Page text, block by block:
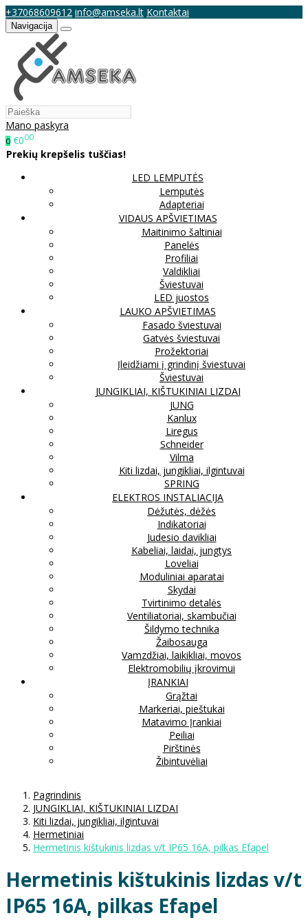
+37068609612 info@amseka.lt Kontaktai
Navigacija
Mano paskyra
0 €000
Prekių krepšelis tuščias!
LED LEMPUTĖS
Lemputės
Adapteriai
VIDAUS APŠVIETIMAS
Maitinimo šaltiniai
Panelės
Profiliai
Valdikliai
Šviestuvai
LED juostos
LAUKO APŠVIETIMAS
Fasado šviestuvai
Gatvės šviestuvai
Prožektoriai
Įleidžiami į grindinį šviestuvai
Šviestuvai
JUNGIKLIAI, KIŠTUKINIAI LIZDAI
JUNG
Kanlux
Liregus
Schneider
Vilma
Kiti lizdai, jungikliai, ilgintuvai
SPRING
ELEKTROS INSTALIACIJA
Dėžutės, dėžės
Indikatoriai
Judesio davikliai
Kabeliai, laidai, jungtys
Loveliai
Moduliniai aparatai
Skydai
Tvirtinimo detalės
Ventiliatoriai, skambučiai
Šildymo technika
Žaibosauga
Vamzdžiai, laikikliai, movos
Elektromobilių įkrovimui
ĮRANKIAI
Grąžtai
Markeriai, pieštukai
Matavimo Įrankiai
Peiliai
Pirštinės
Žibintuvėliai
Pagrindinis
JUNGIKLIAI, KIŠTUKINIAI LIZDAI
Kiti lizdai, jungikliai, ilgintuvai
Hermetiniai
Hermetinis kištukinis lizdas v/t IP65 16A, pilkas Efapel
Hermetinis kištukinis lizdas v/t
IP65 16A, pilkas Efapel